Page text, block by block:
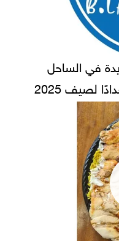
7 فروع جديدة في الساحل
لصيف 2025